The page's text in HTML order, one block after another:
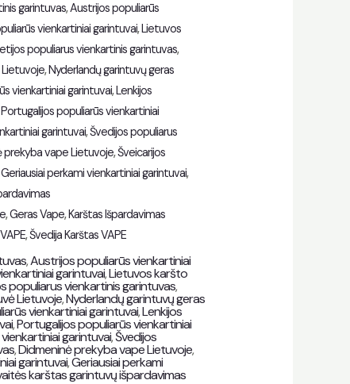
garintuvas,Austrijos populiarūs
vienkartiniai garintuvai, Lietuvos
populiarus vienkartinis garintuvas,
, Nyderlandų garintuvų geras
vienkartiniai garintuvai, Lenkijos
Portugalijos populiarūs vienkartiniai
garintuvai,Švedijos populiarus
prekyba vape Lietuvoje,Šveicarijos
Geriausiai perkami vienkartiniai garintuvai,
,Geras Vape, Karštas Išpardavimas
,Švedija Karštas VAPE
,Austrijos populiarūs vienkartiniai
garintuvai,Lietuvos karšto
populiarus vienkartinis garintuvas,
Lietuvoje,Nyderlandų garintuvų geras
vienkartiniai garintuvai,Lenkijos
,Portugalijos populiarūs vienkartiniai
garintuvai,Švedijos
,Didmeninė prekyba vape Lietuvoje,
garintuvai,Geriausiai perkami
karštas garintuvų išpardavimas